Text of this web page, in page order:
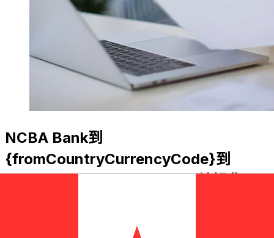
NCBA Bank到
{fromCountryCurrencyCode}到
NCBA Bank國際匯款費用從KES到CAD取決於匯款金額等因